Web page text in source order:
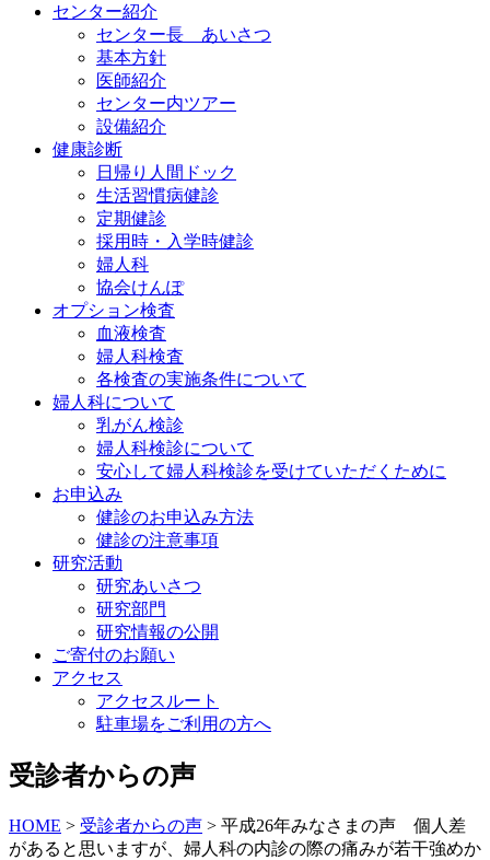
センター紹介
センター長 あいさつ
基本方針
医師紹介
センター内ツアー
設備紹介
健康診断
日帰り人間ドック
生活習慣病健診
定期健診
採用時・入学時健診
婦人科
協会けんぽ
オプション検査
血液検査
婦人科検査
各検査の実施条件について
婦人科について
乳がん検診
婦人科検診について
安心して婦人科検診を受けていただくために
お申込み
健診のお申込み方法
健診の注意事項
研究活動
研究あいさつ
研究部門
研究情報の公開
ご寄付のお願い
アクセス
アクセスルート
駐車場をご利用の方へ
受診者からの声
HOME > 受診者からの声 > 平成26年みなさまの声 個人差
があると思いますが、婦人科の内診の際の痛みが若干強めか